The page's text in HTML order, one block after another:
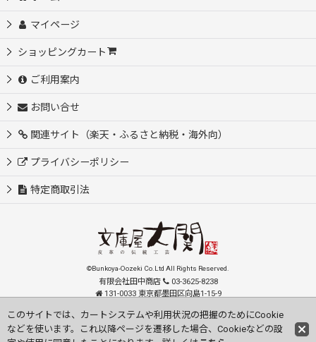
マイページ
ショッピングカート
ご利用案内
お問い合せ
関連サイト（楽天・ふるさと納税・海外向）
プライバシーポリシー
特定商取引法
©Bunkoya-Oozeki Co.Ltd All Rights Reserved.
有限会社田中商店
03-3625-8238
131-0033 東京都墨田区向島1-15-9
Visit our English Store
このサイトでは、カートシステムや利用状況の把握のためにCookie
などを使います。これ以降ページを遷移した場合、Cookieなどの設